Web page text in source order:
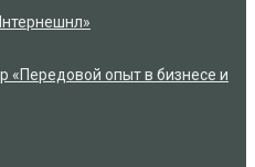
«Передовой опыт в бизнесе и